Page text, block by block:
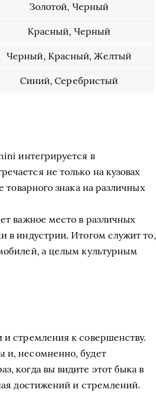
Золотой, Черный
Красный, Черный
Черный, Красный, Желтый
Синий, Серебристый
интегрируется в
не только на кузовах
знака на различных
важное место в различных
в индустрии. Итогом служит то,
а целым культурным
стремления к совершенству.
и, несомненно, будет
когда вы видите этот быка в
достижений и стремлений.